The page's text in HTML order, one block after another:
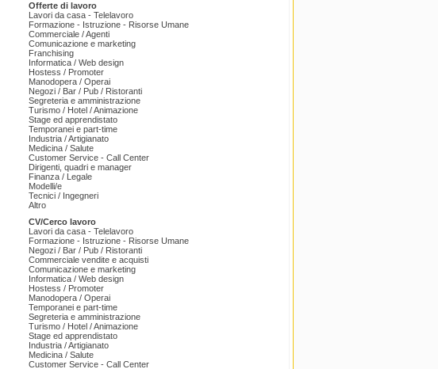
Offerte di lavoro
Lavori da casa - Telelavoro
Formazione - Istruzione - Risorse Umane
Commerciale / Agenti
Comunicazione e marketing
Franchising
Informatica / Web design
Hostess / Promoter
Manodopera / Operai
Negozi / Bar / Pub / Ristoranti
Segreteria e amministrazione
Turismo / Hotel / Animazione
Stage ed apprendistato
Temporanei e part-time
Industria / Artigianato
Medicina / Salute
Customer Service - Call Center
Dirigenti, quadri e manager
Finanza / Legale
Modelli/e
Tecnici / Ingegneri
Altro
CV/Cerco lavoro
Lavori da casa - Telelavoro
Formazione - Istruzione - Risorse Umane
Negozi / Bar / Pub / Ristoranti
Commerciale vendite e acquisti
Comunicazione e marketing
Informatica / Web design
Hostess / Promoter
Manodopera / Operai
Temporanei e part-time
Segreteria e amministrazione
Turismo / Hotel / Animazione
Stage ed apprendistato
Industria / Artigianato
Medicina / Salute
Customer Service - Call Center